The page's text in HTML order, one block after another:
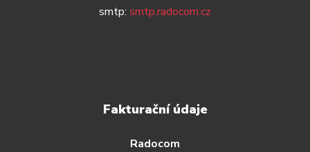
smtp: smtp.radocom.cz
Fakturační údaje
Radocom